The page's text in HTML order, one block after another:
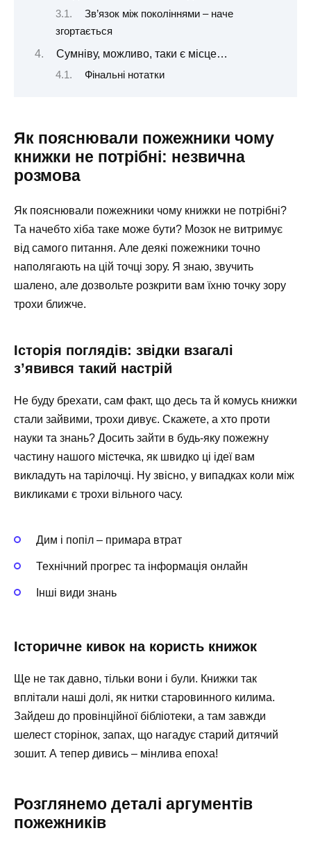
Зв’язок між поколіннями – наче
згортається
Сумніву, можливо, таки є місце…
Фінальні нотатки
Як пояснювали пожежники чому
книжки не потрібні: незвична
розмова
Як пояснювали пожежники чому книжки не потрібні?
Та начебто хіба таке може бути? Мозок не витримує
від самого питання. Але деякі пожежники точно
наполягають на цій точці зору. Я знаю, звучить
шалено, але дозвольте розкрити вам їхню точку зору
трохи ближче.
Історія поглядів: звідки взагалі
з’явився такий настрій
Не буду брехати, сам факт, що десь та й комусь книжки
стали зайвими, трохи дивує. Скажете, а хто проти
науки та знань? Досить зайти в будь-яку пожежну
частину нашого містечка, як швидко ці ідеї вам
викладуть на тарілочці. Ну звісно, у випадках коли між
викликами є трохи вільного часу.
Дим і попіл – примара втрат
Технічний прогрес та інформація онлайн
Інші види знань
Історичне кивок на користь книжок
Ще не так давно, тільки вони і були. Книжки так
вплітали наші долі, як нитки старовинного килима.
Зайдеш до провінційної бібліотеки, а там завжди
шелест сторінок, запах, що нагадує старий дитячий
зошит. А тепер дивись – мінлива епоха!
Розглянемо деталі аргументів
пожежників